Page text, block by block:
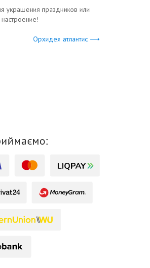
украшения праздников или
Орхидея атлантис ⟶